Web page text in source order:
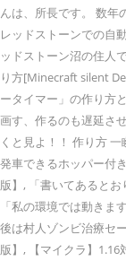
んは、所長です。 数年
レッドストーンでの自
ッドストーン沼の住人
り方[Minecraft silent
ータイマー」の作り方
画す、作るのも遅延さ
くと見よ！！ 作り方
発車できるホッパー付
版】, 「書いてあると
「私の環境では動きま
後は村人ゾンビ治療セ
版】, 【マイクラ】1.16